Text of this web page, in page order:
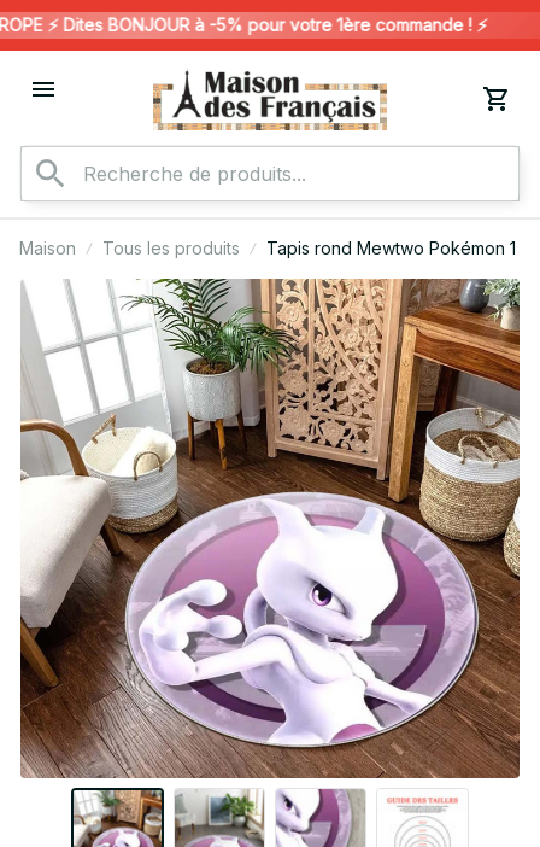
⚡️ Dites BONJOUR à -5% pour votre 1ère commande ! ⚡️
Maison Tous les produits Tapis rond Mewtwo Pokémon 1